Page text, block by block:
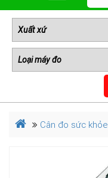
Cân đo sức khỏe